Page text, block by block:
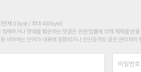
현재 0 byte / 최대 400byte)
해하거나 명예를 훼손하는 댓글은 관련 법률에 의해 제재를 받
비하하는 단어가 내용에 포함되거나 인신공격성 글은 관리자의